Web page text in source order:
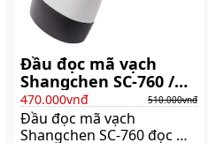
Đầu đọc mã vạch
Shangchen SC-760 /
SC-760S
470.000vnđ 510.000vnđ
Đầu đọc mã vạch
Shangchen SC-760 đọc mã